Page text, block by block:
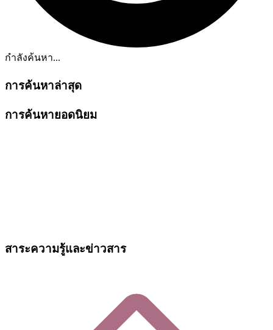
กำลังค้นหา...
การค้นหาล่าสุด
การค้นหายอดนิยม
สาระความรู้และข่าวสาร